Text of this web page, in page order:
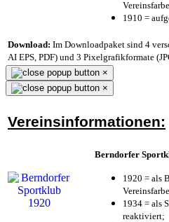
1910 =
Download: Im Downloadpaket sind 4
AI EPS, PDF) und 3 Pixelgrafikformate
×
×
Vereinsinformationen:
Berndorfer
1920 = als
1934 = als
reaktiviert;